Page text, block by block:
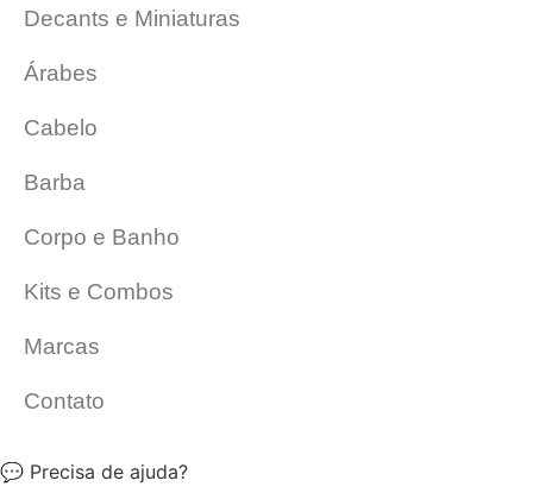
Decants e Miniaturas
Árabes
Cabelo
Barba
Corpo e Banho
Kits e Combos
Marcas
Contato
💬 Precisa de ajuda?